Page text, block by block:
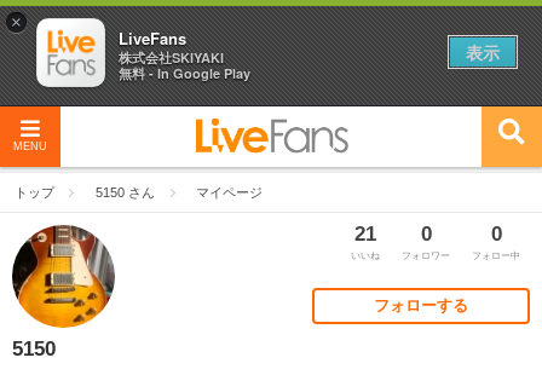
MENU
トップ 5150 さん マイページ
21
いいね
0
フォロワー
0
フォロー中
フォローする
5150
×
LiveFans
株式会社SKIYAKI
無料 - In Google Play
表示